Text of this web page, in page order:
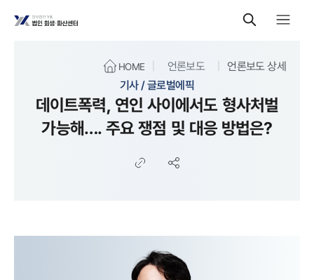
HOME 언론보도
언론보도 상세
기사 / 글로벌에픽
데이트폭력, 연인 사이에서도 형사처벌
가능해…. 주요 쟁점 및 대응 방법은?